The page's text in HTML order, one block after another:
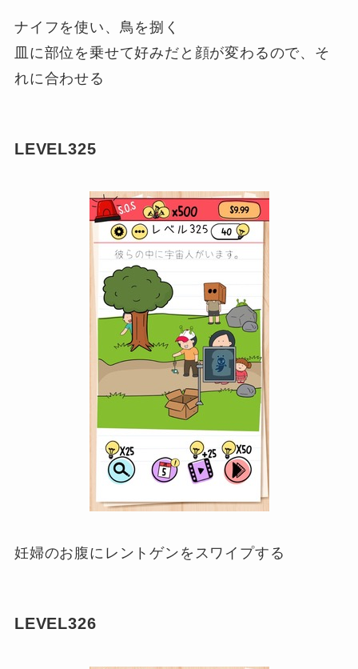
ナイフを使い、鳥を捌く
皿に部位を乗せて好みだと顔が変わるので、そ
れに合わせる
LEVEL325
妊婦のお腹にレントゲンをスワイプする
LEVEL326